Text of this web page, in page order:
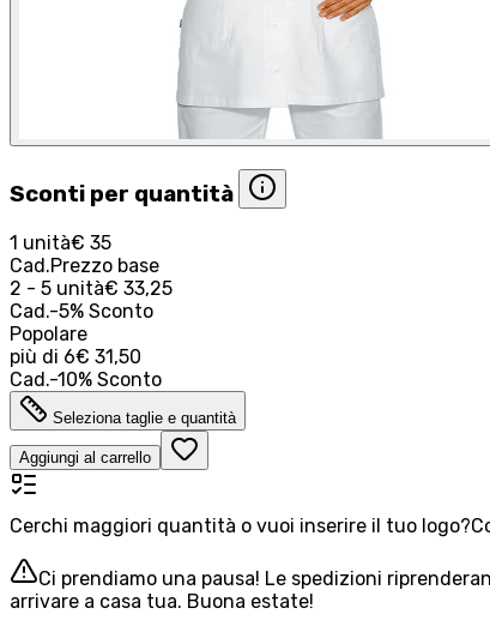
Sconti per quantità
1 unità€ 35
Cad.Prezzo base
2 - 5 unità€ 33,25
Cad.-5% Sconto
Popolare
più di 6€ 31,50
Cad.-10% Sconto
Seleziona taglie e quantità
Aggiungi al carrello
Cerchi maggiori quantità o vuoi inserire il tuo logo?
Ci prendiamo una pausa! Le spedizioni
arrivare a casa tua. Buona estate!